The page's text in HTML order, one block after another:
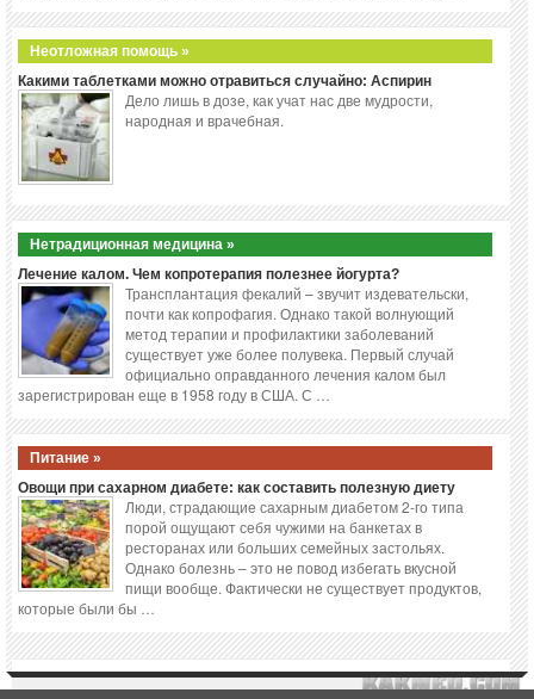
Неотложная помощь »
Какими таблетками можно отравиться случайно: Аспирин
Дело лишь в дозе, как учат нас две мудрости,
народная и врачебная.
Нетрадиционная медицина »
Лечение калом. Чем копротерапия полезнее йогурта?
Трансплантация фекалий – звучит издевательски,
почти как копрофагия. Однако такой волнующий
метод терапии и профилактики заболеваний
существует уже более полувека. Первый случай
официально оправданного лечения калом был
зарегистрирован еще в 1958 году в США. С …
Питание »
Овощи при сахарном диабете: как составить полезную диету
Люди, страдающие сахарным диабетом 2-го типа
порой ощущают себя чужими на банкетах в
ресторанах или больших семейных застольях.
Однако болезнь – это не повод избегать вкусной
пищи вообще. Фактически не существует продуктов,
которые были бы …